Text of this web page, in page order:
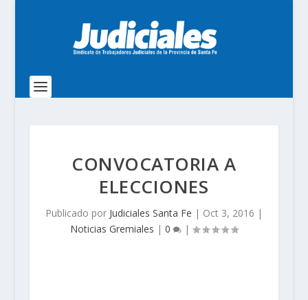
CONVOCATORIA A
ELECCIONES
Publicado por Judiciales Santa Fe | Oct 3, 2016 |
Noticias Gremiales | 0 |